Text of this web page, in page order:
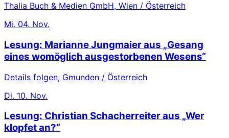
Thalia Buch & Medien GmbH, Wien / Österreich
Mi. 04. Nov.
Lesung: Marianne Jungmaier aus „Gesang
eines womöglich ausgestorbenen Wesens“
Details folgen, Gmunden / Österreich
Di. 10. Nov.
Lesung: Christian Schacherreiter aus „Wer
klopfet an?“